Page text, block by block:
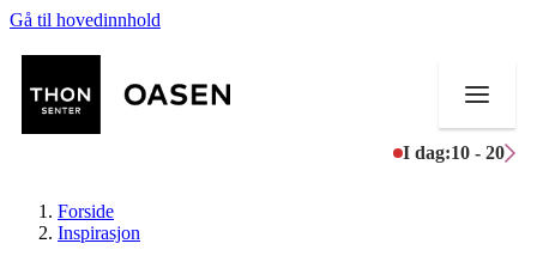
Gå til hovedinnhold
I dag:10 - 20
Forside
Inspirasjon